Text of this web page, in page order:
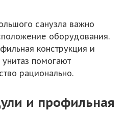
санузла важно
оборудования.
конструкция и
помогают
рационально.
и профильная